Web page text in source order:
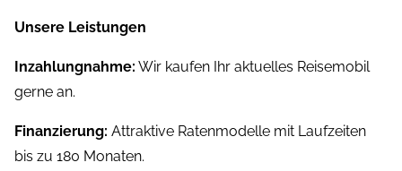
Unsere Leistungen
Inzahlungnahme: Wir kaufen Ihr aktuelles Reisemobil
gerne an.
Finanzierung: Attraktive Ratenmodelle mit Laufzeiten
bis zu 180 Monaten.